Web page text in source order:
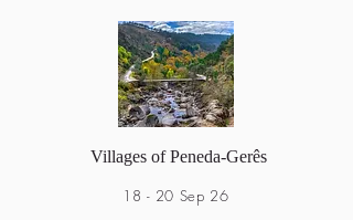
Villages of Peneda-Gerês
18 - 20 Sep 26